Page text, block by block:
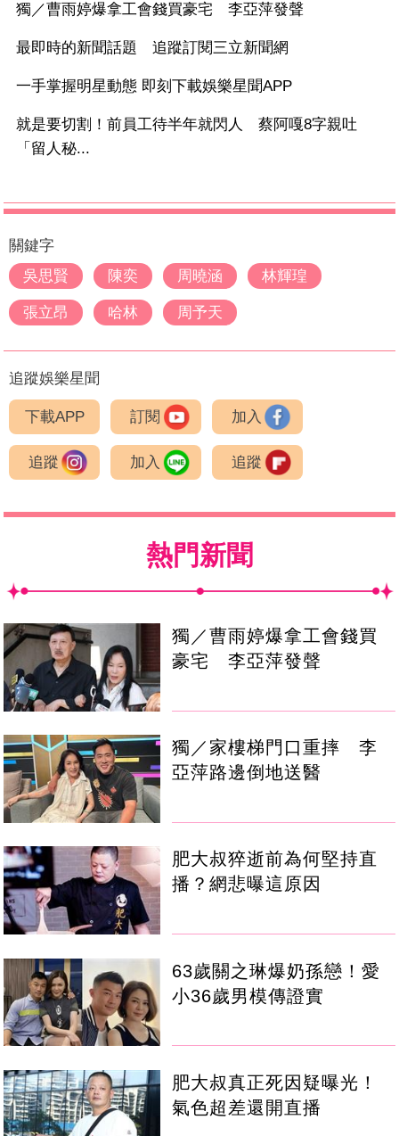
獨／曹雨婷爆拿工會錢買豪宅 李亞萍發聲
最即時的新聞話題 追蹤訂閱三立新聞網
一手掌握明星動態 即刻下載娛樂星聞APP
就是要切割！前員工待半年就閃人 蔡阿嘎8字親吐
「留人秘...
關鍵字
吳思賢
陳奕 周曉涵 林輝瑝
張立昂 哈林 周予天
追蹤娛樂星聞
下載APP 訂閱 加入
追蹤 加入 追蹤
熱門新聞
獨／曹雨婷爆拿工會錢買
豪宅 李亞萍發聲
獨／家樓梯門口重摔 李
亞萍路邊倒地送醫
肥大叔猝逝前為何堅持直
播？網悲曝這原因
63歲關之琳爆奶孫戀！愛
小36歲男模傳證實
肥大叔真正死因疑曝光！
氣色超差還開直播